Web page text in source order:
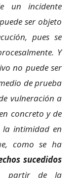
un incidente
ser objeto
pues se
Y
no puede ser
de prueba
vulneración a
concreto y de
la intimidad en
como se ha
sucedidos
partir de la